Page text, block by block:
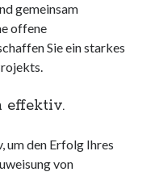
gemeinsam
offene
Sie ein starkes
effektiv.
um den Erfolg Ihres
von